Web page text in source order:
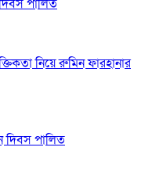
পালিত
নিয়ে রুমিন ফারহানার
দিবস পালিত